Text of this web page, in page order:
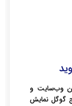
وب‌سایت و
گوگل نمایش